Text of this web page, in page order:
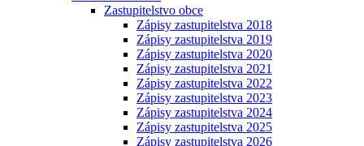
Zastupitelstvo obce
Zápisy zastupitelstva 2018
Zápisy zastupitelstva 2019
Zápisy zastupitelstva 2020
Zápisy zastupitelstva 2021
Zápisy zastupitelstva 2022
Zápisy zastupitelstva 2023
Zápisy zastupitelstva 2024
Zápisy zastupitelstva 2025
Zápisy zastupitelstva 2026